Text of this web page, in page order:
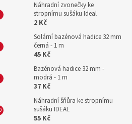
Náhradní zvonečky ke
stropnímu sušáku Ideal
2 Kč
Solární bazénová hadice 32 mm
černá - 1 m
45 Kč
Bazénová hadice 32 mm -
modrá - 1 m
37 Kč
Náhradní šňůra ke stropnímu
sušáku IDEAL
55 Kč